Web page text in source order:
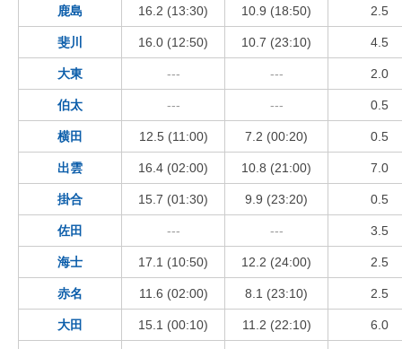
鹿島 16.2 (13:30) 10.9 (18:50) 2.5
斐川 16.0 (12:50) 10.7 (23:10) 4.5
大東 --- --- 2.0
伯太 --- --- 0.5
横田 12.5 (11:00) 7.2 (00:20) 0.5
出雲 16.4 (02:00) 10.8 (21:00) 7.0
掛合 15.7 (01:30) 9.9 (23:20) 0.5
佐田 --- --- 3.5
海士 17.1 (10:50) 12.2 (24:00) 2.5
赤名 11.6 (02:00) 8.1 (23:10) 2.5
大田 15.1 (00:10) 11.2 (22:10) 6.0